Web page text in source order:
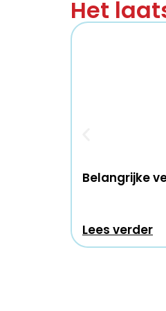
Het
Belangrijke
Lees verder